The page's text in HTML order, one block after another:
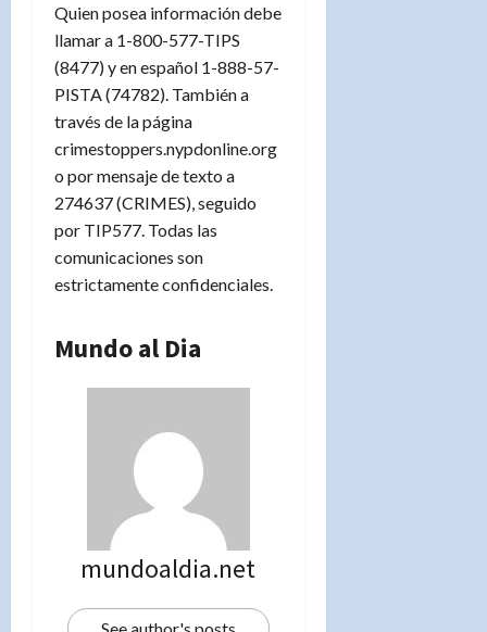
Quien posea información debe
llamar a 1-800-577-TIPS
(8477) y en español 1-888-57-
PISTA (74782). También a
través de la página
crimestoppers.nypdonline.org
o por mensaje de texto a
274637 (CRIMES), seguido
por TIP577. Todas las
comunicaciones son
estrictamente confidenciales.
Mundo al Dia
mundoaldia.net